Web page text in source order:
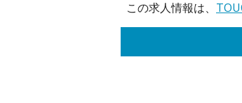
この求人情報は、